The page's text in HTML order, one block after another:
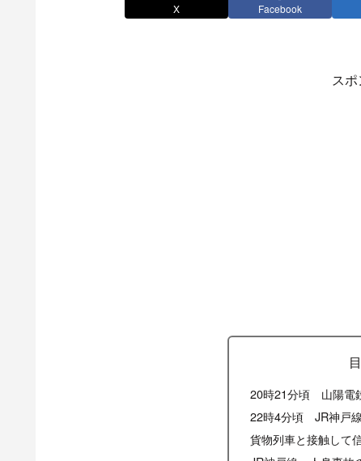
X Facebook
ス
20時21分頃 山陽電
22時4分頃 JR神戸
貨物列車と接触して